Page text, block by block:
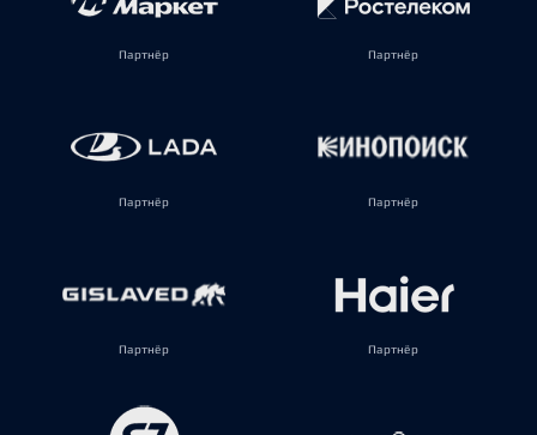
Партнёр Партнёр
Партнёр Партнёр
Партнёр Партнёр